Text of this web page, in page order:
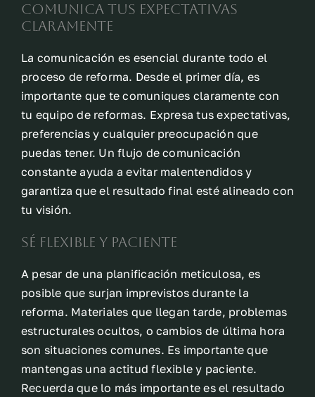
Comunica tus expectativas
claramente
La comunicación es esencial durante todo el
proceso de reforma. Desde el primer día, es
importante que te comuniques claramente con
tu equipo de reformas. Expresa tus expectativas,
preferencias y cualquier preocupación que
puedas tener. Un flujo de comunicación
constante ayuda a evitar malentendidos y
garantiza que el resultado final esté alineado con
tu visión.
Sé flexible y paciente
A pesar de una planificación meticulosa, es
posible que surjan imprevistos durante la
reforma. Materiales que llegan tarde, problemas
estructurales ocultos, o cambios de última hora
son situaciones comunes. Es importante que
mantengas una actitud flexible y paciente.
Recuerda que lo más importante es el resultado